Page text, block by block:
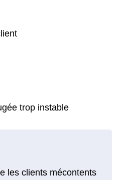
trop instable
les clients mécontents